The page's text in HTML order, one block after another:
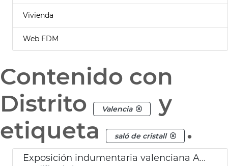
Vivienda
Web FDM
Contenido con
Distrito
Valencia
y
etiqueta
saló de cristall .
Exposición indumentaria valenciana Ayuntamiento València